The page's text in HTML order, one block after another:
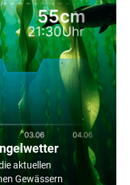
aktuellen
Gewässern